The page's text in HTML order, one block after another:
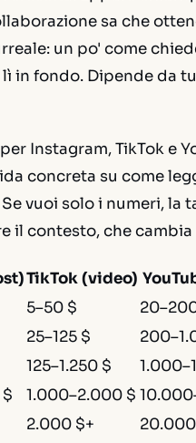
sa che
un po' come
in fondo. Dipende da
Instagram, TikTok e
concreta su come
vuoi solo i numeri, la
il contesto, che cambia
TikTok (video)
5–50 $
25–125 $
125–1.250 $
1.000–2.000 $
2.000 $+